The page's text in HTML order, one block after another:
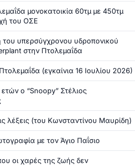
μονοκατοικία 60τμ με 450τμ
του ΟΣΕ
του υπερσύγχρονου υδροπονικού
στην Πτολεμαΐδα
(εγκαίνια 16 Ιουλίου 2026)
ο “Snoopy” Στέλιος
λέξεις (του Κωνσταντίνου Μαυρίδη)
με τον Άγιο Παΐσιο
οι χαρές της ζωής δεν